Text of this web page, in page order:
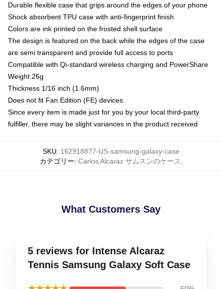
Durable flexible case that grips around the edges of your phone
Shock absorbent TPU case with anti-fingerprint finish
Colors are ink printed on the frosted shell surface
The design is featured on the back while the edges of the case
are semi transparent and provide full access to ports
Compatible with Qi-standard wireless charging and PowerShare
Weight 26g
Thickness 1/16 inch (1.6mm)
Does not fit Fan Edition (FE) devices
Since every item is made just for you by your local third-party
fulfiller, there may be slight variances in the product received
SKU: 162918877-US-samsung-galaxy-case
カテゴリー: Carlos Alcaraz サムスンのケース
What Customers Say
5 reviews for Intense Alcaraz
Tennis Samsung Galaxy Soft Case